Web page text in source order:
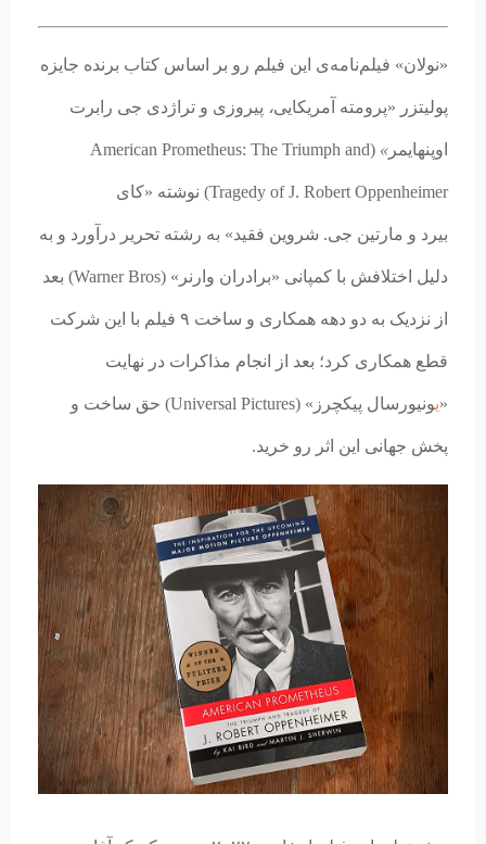
«نولان» فیلم‌نامه‌ی این فیلم رو بر اساس کتاب برنده جایزه
پولیتزر «پرومته آمریکایی، پیروزی و تراژدی جی رابرت
اوپنهایمر »
(American Prometheus: The Triumph and
Tragedy of J. Robert Oppenheimer) نوشته «کای
بیرد و مارتین جی. شروین فقید» به رشته تحریر درآورد و به
دلیل اختلافش با کمپانی «برادران وارنر» (Warner Bros) بعد
از نزدیک به دو دهه همکاری و ساخت ۹ فیلم با این شرکت
قطع همکاری کرد؛ بعد از انجام مذاکرات در نهایت
«ی ونیورسال پیکچرز» (Universal Pictures) حق ساخت و
پخش جهانی این اثر رو خرید.